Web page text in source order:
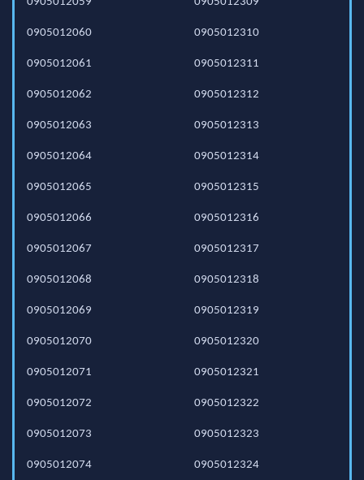
0905012060
0905012061
0905012062
0905012063
0905012064
0905012065
0905012066
0905012067
0905012068
0905012069
0905012070
0905012071
0905012072
0905012073
0905012074
0905012310
0905012311
0905012312
0905012313
0905012314
0905012315
0905012316
0905012317
0905012318
0905012319
0905012320
0905012321
0905012322
0905012323
0905012324